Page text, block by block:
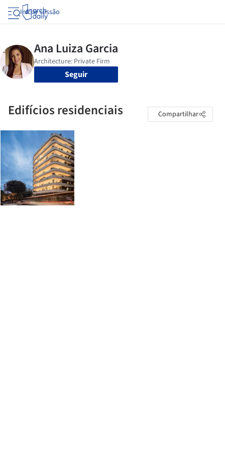
Iniciar sessão
Seguir
Edifícios residenciais Compartilhar